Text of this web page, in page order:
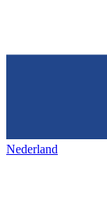
Nederland